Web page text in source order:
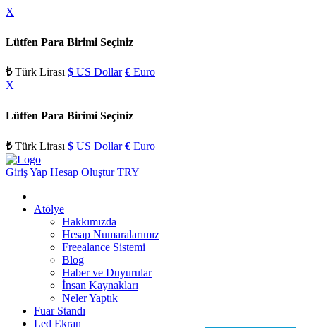
X
Lütfen Para Birimi Seçiniz
₺Türk Lirası $ US Dollar € Euro
X
Lütfen Para Birimi Seçiniz
₺Türk Lirası $ US Dollar € Euro
Giriş Yap Hesap Oluştur TRY
Atölye
Hakkımızda
Hesap Numaralarımız
Freealance Sistemi
Blog
Haber ve Duyurular
İnsan Kaynakları
Neler Yaptık
Fuar Standı
Led Ekran